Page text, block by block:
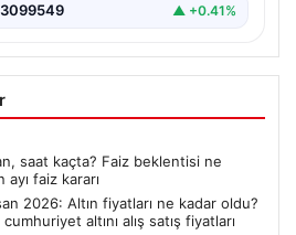
3099549 ▲ +0.41%
saat kaçta? Faiz beklentisi ne
faiz kararı
2026: Altın fiyatları ne kadar oldu?
altını alış satış fiyatları